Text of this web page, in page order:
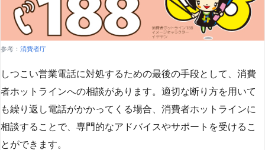
参考： 消費者庁
しつこい営業電話に対処するための最後の手段として、消費
者ホットラインへの相談があります。適切な断り方を用いて
も繰り返し電話がかかってくる場合、消費者ホットラインに
相談することで、専門的なアドバイスやサポートを受けるこ
とができます​​。